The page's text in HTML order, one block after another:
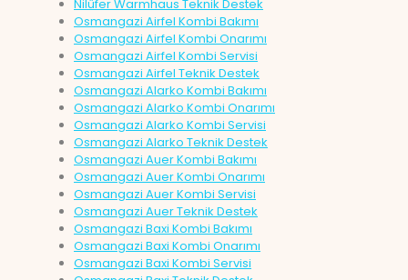
Nilüfer Warmhaus Teknik Destek
Osmangazi Airfel Kombi Bakımı
Osmangazi Airfel Kombi Onarımı
Osmangazi Airfel Kombi Servisi
Osmangazi Airfel Teknik Destek
Osmangazi Alarko Kombi Bakımı
Osmangazi Alarko Kombi Onarımı
Osmangazi Alarko Kombi Servisi
Osmangazi Alarko Teknik Destek
Osmangazi Auer Kombi Bakımı
Osmangazi Auer Kombi Onarımı
Osmangazi Auer Kombi Servisi
Osmangazi Auer Teknik Destek
Osmangazi Baxi Kombi Bakımı
Osmangazi Baxi Kombi Onarımı
Osmangazi Baxi Kombi Servisi